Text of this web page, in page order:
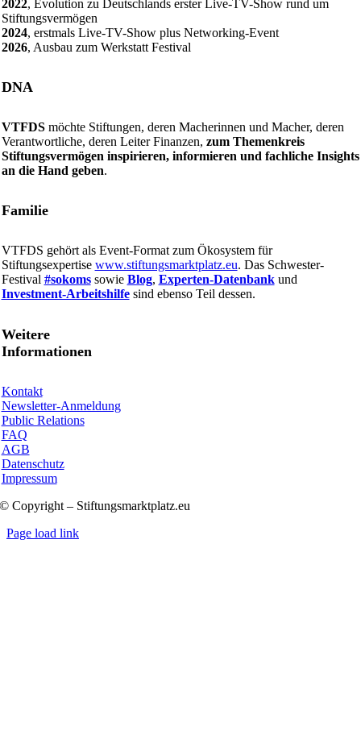
2022, Evolution zu Deutschlands erster Live-TV-Show rund um
Stiftungsvermögen
2024, erstmals Live-TV-Show plus Networking-Event
2026, Ausbau zum Werkstatt Festival
DNA
VTFDS möchte Stiftungen, deren Macherinnen und Macher, deren
Verantwortliche, deren Leiter Finanzen, zum Themenkreis
Stiftungsvermögen inspirieren, informieren und fachliche Insights
an die Hand geben.
Familie
VTFDS gehört als Event-Format zum Ökosystem für
Stiftungsexpertise www.stiftungsmarktplatz.eu. Das Schwester-
Festival #sokomssowie Blog, Experten-Datenbankund
Investment-Arbeitshilfesind ebenso Teil dessen.
Weitere
Informationen
Kontakt
Newsletter-Anmeldung
Public Relations
FAQ
AGB
Datenschutz
Impressum
© Copyright – Stiftungsmarktplatz.eu
Page load link